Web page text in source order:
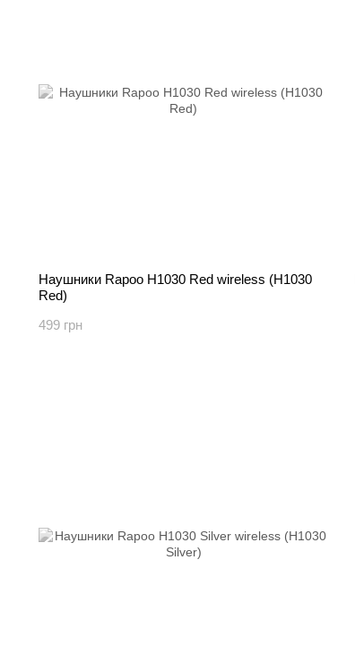
Наушники Rapoo H1030 Red wireless (H1030
Red)
499 грн